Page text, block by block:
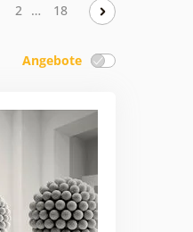
2 … 18
Angebote